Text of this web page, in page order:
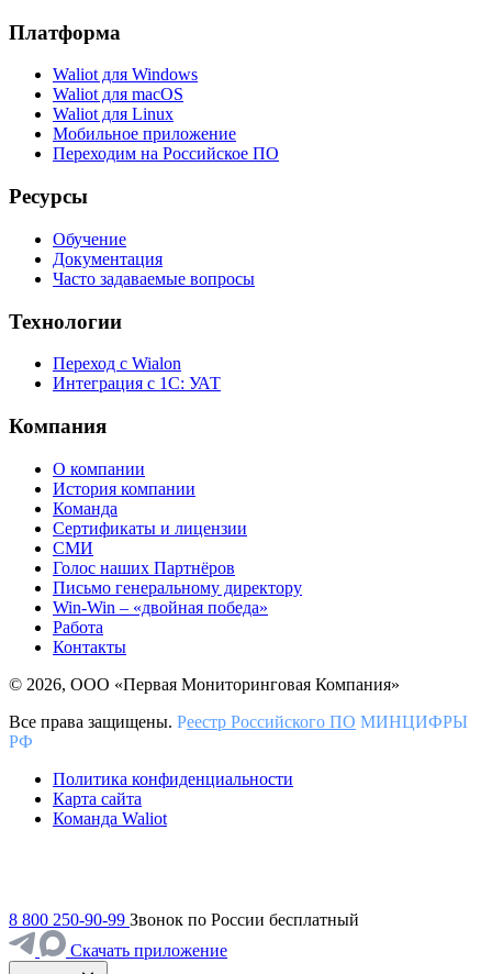
Платформа
Waliot для Windows
Waliot для macOS
Waliot для Linux
Мобильное приложение
Переходим на Российское ПО
Ресурсы
Обучение
Документация
Часто задаваемые вопросы
Технологии
Переход с Wialon
Интеграция с 1С: УАТ
Компания
О компании
История компании
Команда
Сертификаты и лицензии
СМИ
Голос наших Партнёров
Письмо генеральному директору
Win-Win – «двойная победа»
Работа
Контакты
© 2026, ООО «Первая Мониторинговая Компания»
Все права защищены. Реестр Российского ПО МИНЦИФРЫ
РФ
Политика конфиденциальности
Карта сайта
Команда Waliot
8 800 250-90-99 Звонок по России бесплатный
Скачать приложение